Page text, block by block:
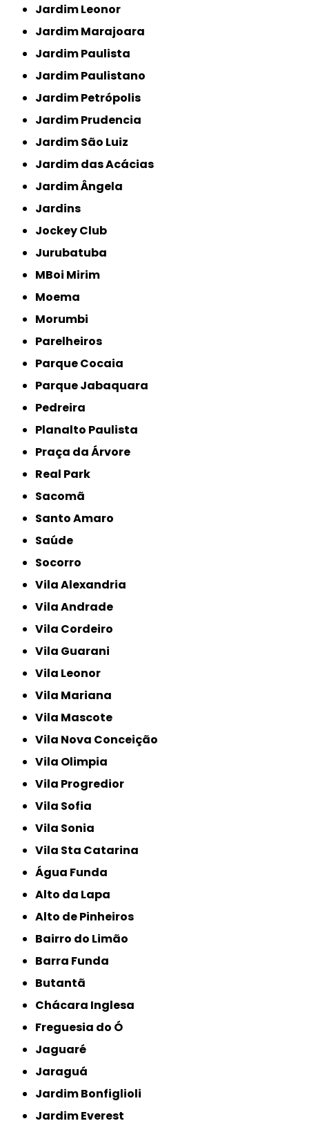
Jardim Leonor
Jardim Marajoara
Jardim Paulista
Jardim Paulistano
Jardim Petrópolis
Jardim Prudencia
Jardim São Luiz
Jardim das Acácias
Jardim Ângela
Jardins
Jockey Club
Jurubatuba
MBoi Mirim
Moema
Morumbi
Parelheiros
Parque Cocaia
Parque Jabaquara
Pedreira
Planalto Paulista
Praça da Árvore
Real Park
Sacomã
Santo Amaro
Saúde
Socorro
Vila Alexandria
Vila Andrade
Vila Cordeiro
Vila Guarani
Vila Leonor
Vila Mariana
Vila Mascote
Vila Nova Conceição
Vila Olimpia
Vila Progredior
Vila Sofia
Vila Sonia
Vila Sta Catarina
Água Funda
Alto da Lapa
Alto de Pinheiros
Bairro do Limão
Barra Funda
Butantã
Chácara Inglesa
Freguesia do Ó
Jaguaré
Jaraguá
Jardim Bonfiglioli
Jardim Everest